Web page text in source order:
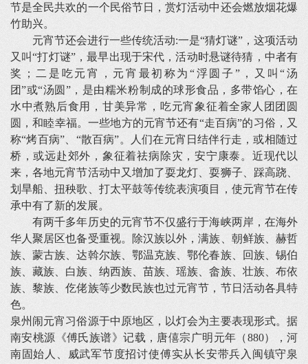
节是全民共欢的一个民俗节日，赏灯活动中还会燃放烟花爆
竹助兴。
元宵节还会进行一些传统活动:一是“猜灯谜”，这项活动
又叫“打灯谜”，最早出现于宋代，活动时悬谜待猜，中者有
奖；二是吃元宵，元宵最初称为“浮圆子”，又叫“汤
团”或“汤圆”，是由糯米粉制成的球形食品，多带馅心，在
水中煮熟后食用，甘美异常，吃元宵象征着全家人团团圆
圆，和睦幸福。一些地方的元宵节还有“走百病”的习俗，又
称“烤百病”、“散百病”。人们在元宵日结伴行走，或相随过
桥，或远赴郊外，象征着祛病除灾，安宁康泰。近现代以
来，各地元宵节活动中又增加了耍龙灯、耍狮子、踩高跷、
划旱船、扭秧歌、打太平鼓等传统表演项目，使元宵节在传
承中有了新的发展。
有两千多年历史的元宵节不仅盛行于海峡两岸，在海外
华人聚居区也备受重视。除汉族以外，满族、朝鲜族、赫哲
族、蒙古族、达斡尔族、鄂温克族、鄂伦春族、回族、锡伯
族、藏族、白族、纳西族、苗族、瑶族、畲族、壮族、布依
族、黎族、仡佬族等少数民族也过元宵节，节日活动各具特
色。
泉州闹元宵习俗源于中原地区，以灯会为主要表现形式。据
南安桃源《傅氏族谱》记载，唐僖宗广明元年（880），河
南固始人、威武军节度招讨使傅实从长安带兵入闽镇守泉